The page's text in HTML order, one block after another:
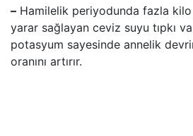
– Hamilelik periyodunda fazla kilo
yarar sağlayan ceviz suyu tıpkı
potasyum sayesinde annelik
oranını artırır.